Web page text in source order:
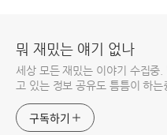
뭐 재밌는 얘기 없나
세상 모든 재밌는 이야기 수집
고 있는 정보 공유도 틈틈이 하는
구독하기